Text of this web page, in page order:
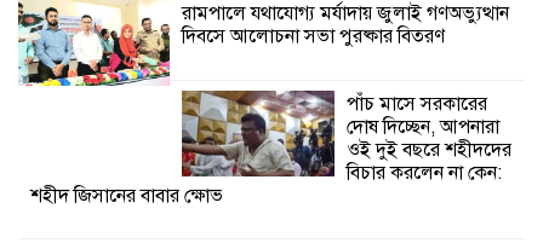
শ্রীউলা ইউনিয়ন
অনুষ্ঠিত
রামপালে যথাযোগ্য মর্যাদায় জুলাই গণঅভ্যুত্থান
দিবসে আলোচনা সভা পুরষ্কার বিতরণ
পাঁচ মাসে সরকারের
দোষ দিচ্ছেন, আপনারা
ওই দুই বছরে শহীদদের
বিচার করলেন না কেন:
শহীদ জিসানের বাবার ক্ষোভ